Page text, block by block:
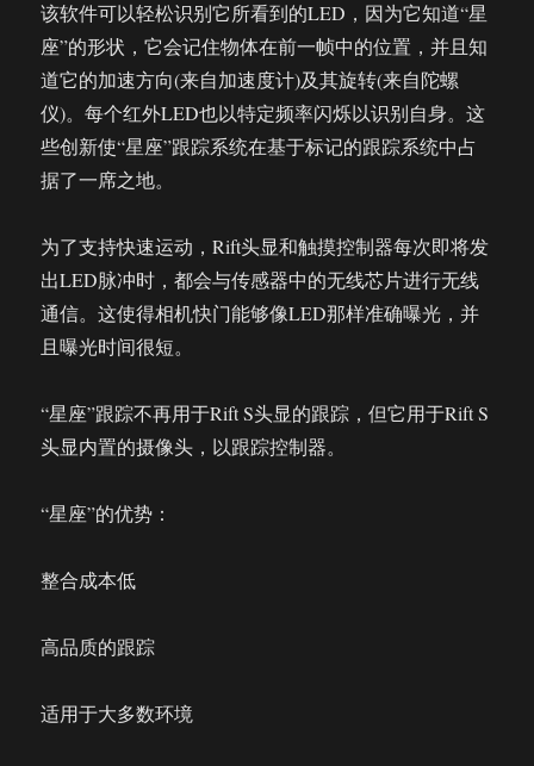
该软件可以轻松识别它所看到的LED，因为它知道“星
座”的形状，它会记住物体在前一帧中的位置，并且知
道它的加速方向(来自加速度计)及其旋转(来自陀螺
仪)。每个红外LED也以特定频率闪烁以识别自身。这
些创新使“星座”跟踪系统在基于标记的跟踪系统中占
据了一席之地。
为了支持快速运动，Rift头显和触摸控制器每次即将发
出LED脉冲时，都会与传感器中的无线芯片进行无线
通信。这使得相机快门能够像LED那样准确曝光，并
且曝光时间很短。
“星座”跟踪不再用于Rift S头显的跟踪，但它用于Rift S
头显内置的摄像头，以跟踪控制器。
“星座”的优势：
整合成本低
高品质的跟踪
适用于大多数环境